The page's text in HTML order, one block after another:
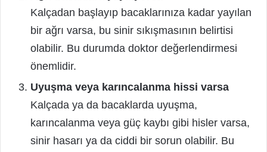
Kalçadan başlayıp bacaklarınıza kadar yayılan
bir ağrı varsa, bu sinir sıkışmasının belirtisi
olabilir. Bu durumda doktor değerlendirmesi
önemlidir.
Uyuşma veya karıncalanma hissi varsa
Kalçada ya da bacaklarda uyuşma,
karıncalanma veya güç kaybı gibi hisler varsa,
sinir hasarı ya da ciddi bir sorun olabilir. Bu